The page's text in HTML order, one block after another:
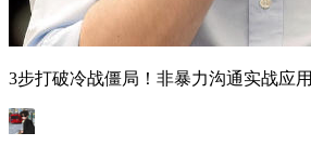
3步打破冷战僵局！非暴力沟通实战应用